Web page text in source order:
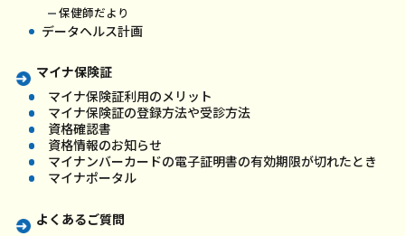
保健師だより
データヘルス計画
マイナ保険証
マイナ保険証利用のメリット
マイナ保険証の登録方法や受診方法
資格確認書
資格情報のお知らせ
マイナンバーカードの電子証明書の有効期限が切れたとき
マイナポータル
よくあるご質問